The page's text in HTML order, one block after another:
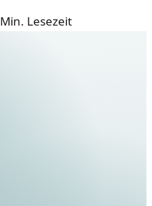
Min. Lesezeit